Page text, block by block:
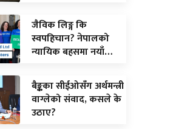
जैविक लिङ्ग कि
स्वपहिचान? नेपालको
न्यायिक बहसमा नयाँ…
बैङ्कका सीईओसँग अर्थमन्त्री
वाग्लेको संवाद, कसले के
उठाए?